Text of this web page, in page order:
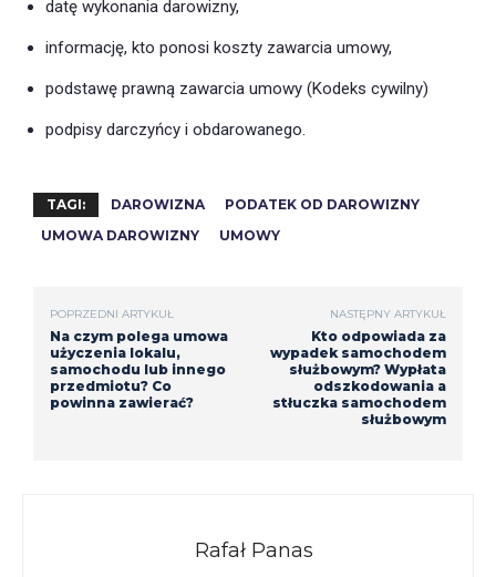
datę wykonania darowizny,
informację, kto ponosi koszty zawarcia umowy,
podstawę prawną zawarcia umowy (Kodeks cywilny)
podpisy darczyńcy i obdarowanego.
TAGI: DAROWIZNA
PODATEK OD DAROWIZNY
UMOWA DAROWIZNY
UMOWY
POPRZEDNI ARTYKUŁ
Na czym polega umowa
użyczenia lokalu,
samochodu lub innego
przedmiotu? Co
powinna zawierać?
NASTĘPNY ARTYKUŁ
Kto odpowiada za
wypadek samochodem
służbowym? Wypłata
odszkodowania a
stłuczka samochodem
służbowym
Rafał Panas